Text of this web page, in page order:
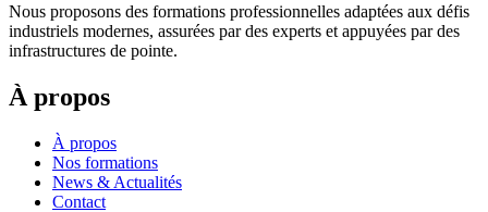
Nous proposons des formations professionnelles adaptées aux défis
industriels modernes, assurées par des experts et appuyées par des
infrastructures de pointe.
À propos
À propos
Nos formations
News & Actualités
Contact